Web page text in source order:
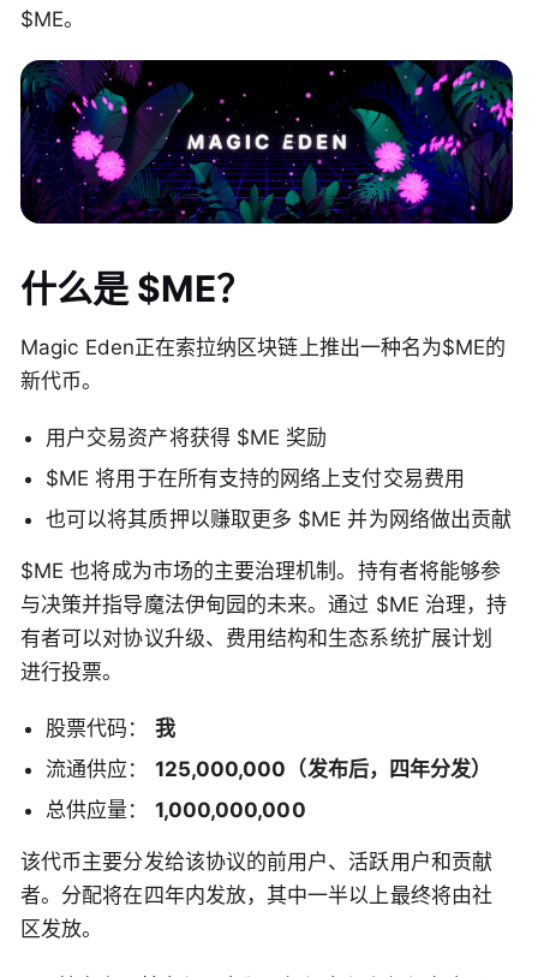
$ME。
什么是 $ME？
Magic Eden正在索拉纳区块链上推出一种名为$ME的
新代币。
用户交易资产将获得 $ME 奖励
$ME 将用于在所有支持的网络上支付交易费用
也可以将其质押以赚取更多 $ME 并为网络做出贡献
$ME 也将成为市场的主要治理机制。持有者将能够参
与决策并指导魔法伊甸园的未来。通过 $ME 治理，持
有者可以对协议升级、费用结构和生态系统扩展计划
进行投票。
股票代码： 我
流通供应： 125,000,000（发布后，四年分发）
总供应量： 1,000,000,000
该代币主要分发给该协议的前用户、活跃用户和贡献
者。分配将在四年内发放，其中一半以上最终将由社
区发放。